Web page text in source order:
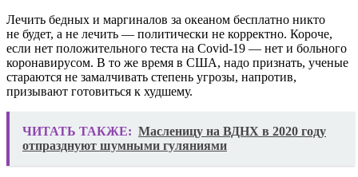
Лечить бедных и маргиналов за океаном бесплатно никто
не будет, а не лечить — политически не корректно. Короче,
если нет положительного теста на Covid-19 — нет и больного
коронавирусом. В то же время в США, надо признать, ученые
стараются не замалчивать степень угрозы, напротив,
призывают готовиться к худшему.
ЧИТАТЬ ТАКЖЕ: Масленицу на ВДНХ в 2020 году
отпразднуют шумными гуляниями